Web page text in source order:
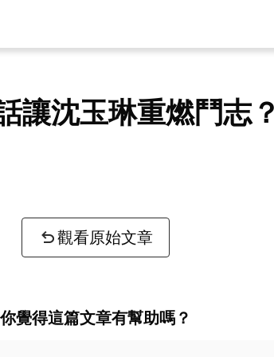
讓沈玉琳重燃鬥志
觀看原始文章
你覺得這篇文章有幫助嗎？